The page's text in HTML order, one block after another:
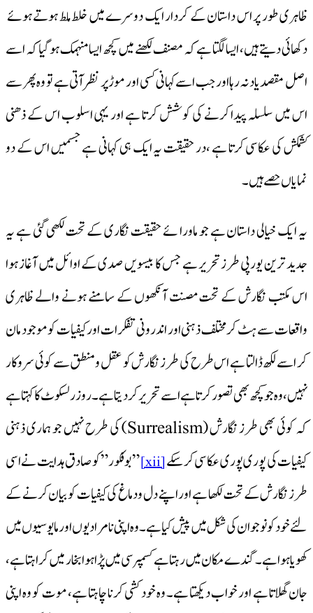
ظاہری طور پر اس داستان کے کردار ایک دوسرے میں خلط ملط ہوتے ہوئے
دکھائی دیتے ہیں، ایسا لگتا ہے کہ مصنف لکھنے میں کچھ ایسا منہمک ہو گیا کہ اسے
اصل مقصد یاد نہ رہا اور جب اسے کہانی کسی اور موڑ پر نظر آتی ہے تو وہ پھر سے
اس میں سلسلہ پیدا کرنے کی کوشش کرتا ہے اور یہی اسلوب اس کے ذھنی
کشمکش کی عکاسی کرتا ہے ،در حقیقت یہ ایک ہی کہانی ہے جسمیں اس کے دو
نمایاں حصے ہیں۔
یہ ایک خیالی داستان ہے جو ماورا ئے حقیقت نگاری کے تحت لکھی گئی ہے یہ
جدید ترین یورپی طرز تحریر ہے جس کا بیسویں صدی کے اوائل میں آغاز ہوا
اس مکتب نگارش کے تحت مصنت آنکھوں کے سامنے ہونے والے ظاہری
واقعات سے ہٹ کر مختلف ذہنی اور اندرونی تفکرات اور کیفیات کو موجود مان
کر اسے لکھ ڈالتا ہے اس طرح کی طرز نگارش کو عقل و منطق سے کوئی سروکار
نہیں، وہ جو کچھ بھی تصور کرتا ہے اسے تحریر کر دیتا ہے۔ روزرلسکوٹ کا کہتا ہے
کہ کوئی بھی طرز نگارش (Surrealism) کی طرح نہیں جو ہماری ذہنی
کیفیات کی پوری پوری عکاسی کر سکے[xii]
” بوفکور” کو صادق ہدایت نے اسی
طرز نگارش کے تحت لکھا ہے اور اپنے دل و دماغ کی کیفیات کو بیان کرنے کے
لئے خود کو نو جو ان کی شکل میں پیش کیا ہے۔ وہ اپنی نامرادیوں اور مایوسیوں میں
کھویا ہوا ہے۔ گندے مکان میں رہتا ہے کسمپرسی میں پڑا ہوا بخار میں کراہتا ہے،
جان گھلاتا ہے اور خواب دیکھتا ہے۔ وہ خود کشی کرنا چاہتا ہے، موت کو وہ اپنی